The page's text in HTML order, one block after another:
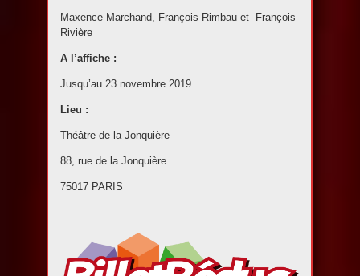
Maxence Marchand, François Rimbau et François
Rivière
A l’affiche :
Jusqu’au 23 novembre 2019
Lieu :
Théâtre de la Jonquière
88, rue de la Jonquière
75017 PARIS